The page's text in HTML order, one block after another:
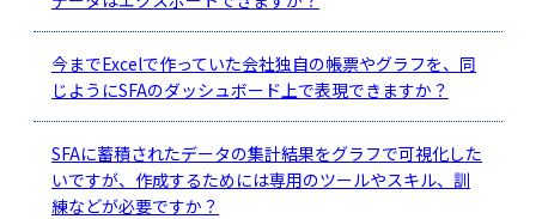
今までExcelで作っていた会社独自の帳票やグラフを、同
じようにSFAのダッシュボード上で表現できますか？
SFAに蓄積されたデータの集計結果をグラフで可視化した
いですが、作成するためには専用のツールやスキル、訓
練などが必要ですか？